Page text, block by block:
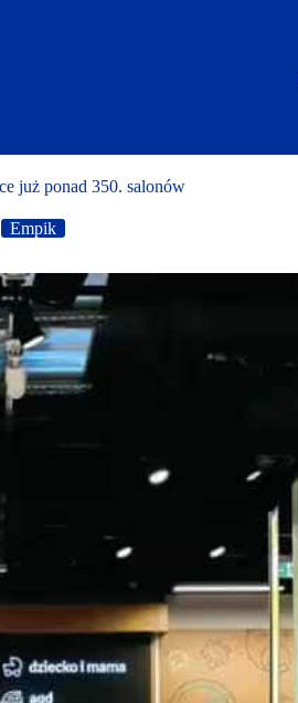
już ponad 350. salonów
Empik